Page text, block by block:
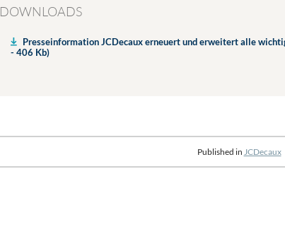
DOWNLOADS
Presseinformation JCDecaux erneuert und erweitert alle
- 406 Kb)
Published in JCDecaux